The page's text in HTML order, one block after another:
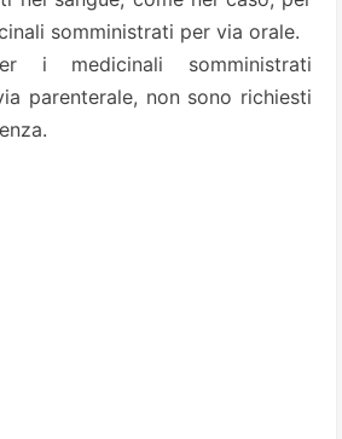
somministrati per via orale.
i medicinali somministrati
parenterale, non sono richiesti